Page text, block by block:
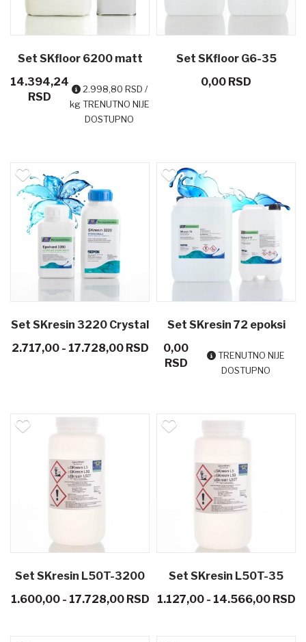
Set SKfloor 6200 matt
poliuretanski završni
premaz 4,8 kg
14.394,24
RSD
2.998,80 RSD /
kg TRENUTNO NIJE
DOSTUPNO
Set SKfloor G6-35
epoksidni prajmer
0,00 RSD
Set SKresin 3220 Crystal
clear - epoksi smola za
2.717,00 - 17.728,00 RSD
Set SKresin 72 epoksi
smola za izlivanje stolova,
0,00
RSD
TRENUTNO NIJE
DOSTUPNO
Set SKresin L50T-3200
epoksi smola za
1.600,00 - 17.728,00 RSD
Set SKresin L50T-35
epoksi smola za
1.127,00 - 14.566,00 RSD